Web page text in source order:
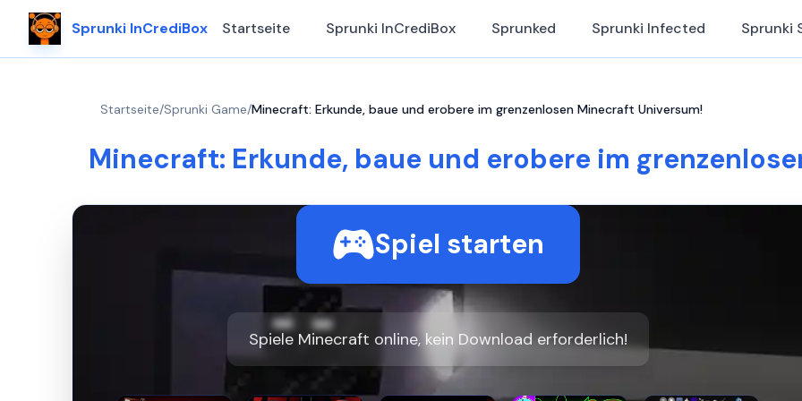
Sprunki InCrediBox Startseite Sprunki InCrediBox Sprunked Sprunki Infected Sprunki
Startseite/Sprunki Game/Minecraft: Erkunde, baue und erobere im grenzenlosen Minecraft Universum!
Minecraft: Erkunde, baue und erobere im
Spiel starten
Spiele Minecraft online, kein Download erforderlich!